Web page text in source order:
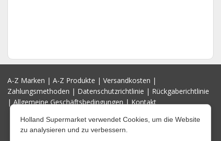
A-Z Marken | A-Z Produkte | Versandkosten |
Zahlungsmethoden | Datenschutzrichtlinie | Rückgaberichtlinie
|Allgemeine Geschäftsbedingungen|Kontakt
Holland Supermarket verwendet Cookies, um die Website
zu analysieren und zu verbessern.